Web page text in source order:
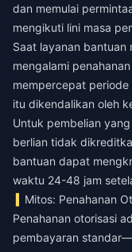
dan memulai
mengikuti lini masa
Saat layanan bantuan
mengalami
mempercepat
itu dikendalikan oleh
Untuk pembelian
berlian tidak
bantuan dapat
waktu 24-48 jam
Mitos: Penahanan
Penahanan otorisasi
pembayaran